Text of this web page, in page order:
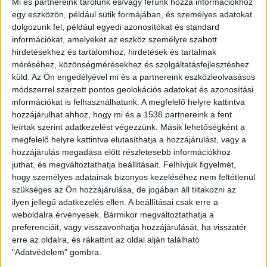
egy eszközön, például sütik formájában, és személyes adatokat
dolgozunk fel, például egyedi azonosítókat és standard
információkat, amelyeket az eszköz személyre szabott
hirdetésekhez és tartalomhoz, hirdetések és tartalmak
méréséhez, közönségmérésekhez és szolgáltatásfejlesztéshez
küld. Az Ön engedélyével mi és a partnereink eszközleolvasásos
módszerrel szerzett pontos geolokációs adatokat és azonosítási
információkat is felhasználhatunk. A megfelelő helyre kattintva
hozzájárulhat ahhoz, hogy mi és a 1538 partnereink a fent
leírtak szerint adatkezelést végezzünk. Másik lehetőségként a
megfelelő helyre kattintva elutasíthatja a hozzájárulást, vagy a
hozzájárulás megadása előtt részletesebb információkhoz
juthat, és megváltoztathatja beállításait. Felhívjuk figyelmét,
hogy személyes adatainak bizonyos kezeléséhez nem feltétlenül
szükséges az Ön hozzájárulása, de jogában áll tiltakozni az
ilyen jellegű adatkezelés ellen. A beállításai csak erre a
weboldalra érvényesek. Bármikor megváltoztathatja a
preferenciáit, vagy visszavonhatja hozzájárulását, ha visszatér
erre az oldalra, és rákattint az oldal alján található
"Adatvédelem" gombra.
fordulnak elő. A sakálok étrendje igen változatos,
tartalmaz növényi eredetű táplálékot, kisemlősöket és
az elhullott nagyvadak belsőségeit is szívesen
fogyasztják. Így ezek elfogyasztásával könnyen
kapcsolatba kerülhetnek mikotoxinokkal – fűzték hozzá.
Ezek az anyagok komoly egészségügyi kockázatot
jelentenek nemcsak az állatokra, hanem az emberekre is
– figyelmeztettek a kutatók, akik azt is megfigyelték,
hogy a mikotoxinok mennyisége eltérő volt a különböző
korú és nemű állatokban.
Míg a felnőtt nőstényekben magasabb volt az
ochratoxin-A szintje, addig a felnőtt hímekben a
zearalenon koncentrációja volt kiemelkedő. A nőstények
jellemzően több dezoxinivalenolt halmoztak fel, mint a
hímek. Az eredmények alapján a sakálok nemcsak
elszenvedői, hanem jelzői is lehetnek a környezet
szennyezettségének. “Az aranysakál mint csúcsragadozó
kiváló bioindikátor lehet a természetes élőhelyek